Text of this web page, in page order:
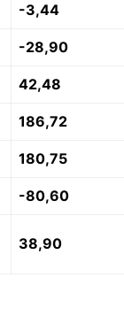
-3,44
-28,90
42,48
186,72
180,75
-80,60
38,90